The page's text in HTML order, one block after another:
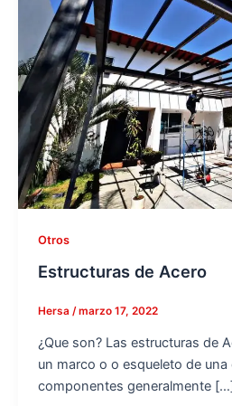
Otros
Estructuras de Acero
Hersa /marzo 17, 2022
¿Que son? Las estructuras de
un marco o o esqueleto de una
componentes generalmente […]